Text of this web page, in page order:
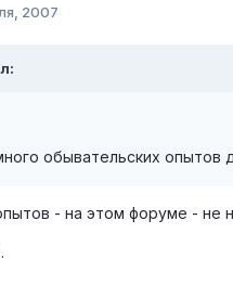
2007
обывательских опытов
- на этом форуме - не